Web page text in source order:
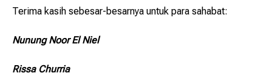
Terima kasih sebesar-besarnya untuk para sahabat:
Nunung Noor El Niel
Rissa Churria